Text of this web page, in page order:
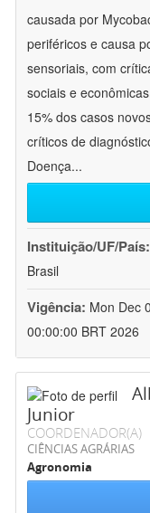
causada por
periféricos e causa
sensoriais, com
sociais e
15% dos casos
críticos de
Doença...
Instituição/UF/País:
Brasil
Vigência: Mon Dec
00:00:00 BRT 2026
Junior
COORDENADOR(A)
CIÊNCIAS AGRÁRIAS
Agronomia